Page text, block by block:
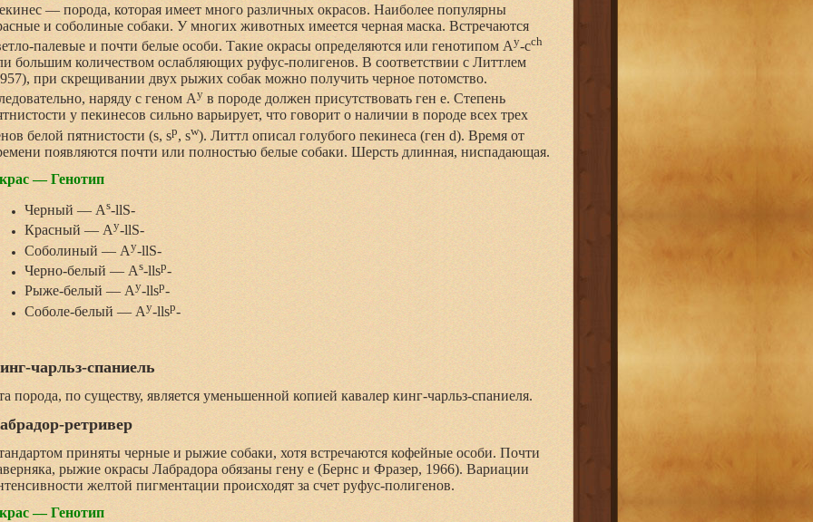
— порода, которая имеет много различных окрасов. Наиболее популярны
и соболиные собаки. У многих животных имеется черная маска. Встречаются
палевые и почти белые особи. Такие окрасы определяются или генотипом Ay-cch
большим количеством ослабляющих руфус-полигенов. В соответствии с Литтлем
при скрещивании двух рыжих собак можно получить черное потомство.
наряду с геном Ay в породе должен присутствовать ген е. Степень
у пекинесов сильно варьирует, что говорит о наличии в породе всех трех
белой пятнистости (s, sp, sw). Литтл описал голубого пекинеса (ген d). Время от
появляются почти или полностью белые собаки. Шерсть длинная, ниспадающая.
— Генотип
Черный — As-llS-
Красный — Ay-llS-
Соболиный — Ay-llS-
Черно-белый — As-llsp-
Рыже-белый — Ay-llsp-
Соболе-белый — Ay-llsp-
чарльз-спаниель
порода, по существу, является уменьшенной копией кавалер кинг-чарльз-спаниеля.
ретривер
приняты черные и рыжие собаки, хотя встречаются кофейные особи. Почти
рыжие окрасы Лабрадора обязаны гену е (Бернс и Фразер, 1966). Вариации
желтой пигментации происходят за счет руфус-полигенов.
— Генотип